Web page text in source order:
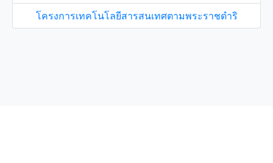
โครงการเทคโนโลยีสารสนเทศตามพระราชดำริ